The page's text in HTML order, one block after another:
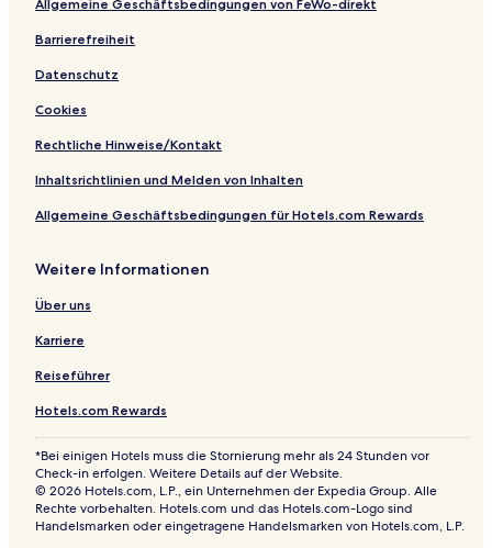
Allgemeine Geschäftsbedingungen von FeWo-direkt
Barrierefreiheit
Datenschutz
Cookies
Rechtliche Hinweise/Kontakt
Inhaltsrichtlinien und Melden von Inhalten
Allgemeine Geschäftsbedingungen für Hotels.com Rewards
Weitere Informationen
Über uns
Karriere
Reiseführer
Hotels.com Rewards
*Bei einigen Hotels muss die Stornierung mehr als 24 Stunden vor
Check-in erfolgen. Weitere Details auf der Website.
© 2026 Hotels.com, L.P., ein Unternehmen der Expedia Group. Alle
Rechte vorbehalten. Hotels.com und das Hotels.com-Logo sind
Handelsmarken oder eingetragene Handelsmarken von Hotels.com, L.P.